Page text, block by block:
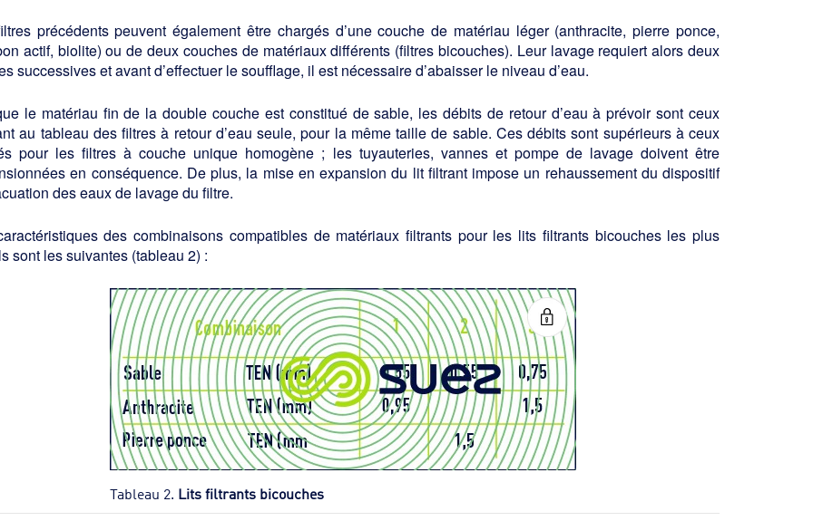
précédents peuvent également être chargés d’une couche de matériau léger (anthracite, pierre ponce,
actif, biolite) ou de deux couches de matériaux différents (filtres bicouches). Leur lavage requiert alors deux
successives et avant d’effectuer le soufflage, il est nécessaire d’abaisser le niveau d’eau.
le matériau fin de la double couche est constitué de sable, les débits de retour d’eau à prévoir sont ceux
au tableau des filtres à retour d’eau seule, pour la même taille de sable. Ces débits sont supé­rieurs à ceux
pour les filtres à couche unique homogène ; les tuyauteries, vannes et pompe de lavage doivent être
en conséquence. De plus, la mise en expansion du lit filtrant impose un rehaussement du dispositif
des eaux de lavage du filtre.
des combinaisons compatibles de matériaux filtrants pour les lits filtrants bicouches les plus
sont les suivantes (tableau 2) :
Tableau 2. Lits filtrants bicouches